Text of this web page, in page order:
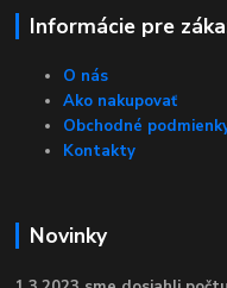
Informácie pre
O nás
Ako nakupovať
Obchodné
Kontakty
Novinky